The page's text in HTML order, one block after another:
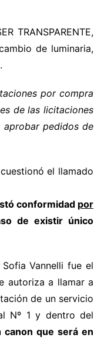
TRANSPARENTE,
de luminaria,
por compra
de las licitaciones
aprobar pedidos de
el llamado
conformidad por
de existir único
Vannelli fue el
autoriza a llamar a
de un servicio
Nº 1 y dentro del
canon que será en